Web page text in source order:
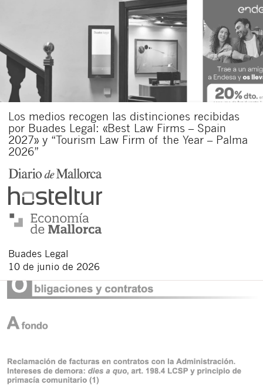
Los medios recogen las distinciones recibidas
por Buades Legal: «Best Law Firms – Spain
2027» y “Tourism Law Firm of the Year – Palma
2026”
Buades Legal
10 de junio de 2026